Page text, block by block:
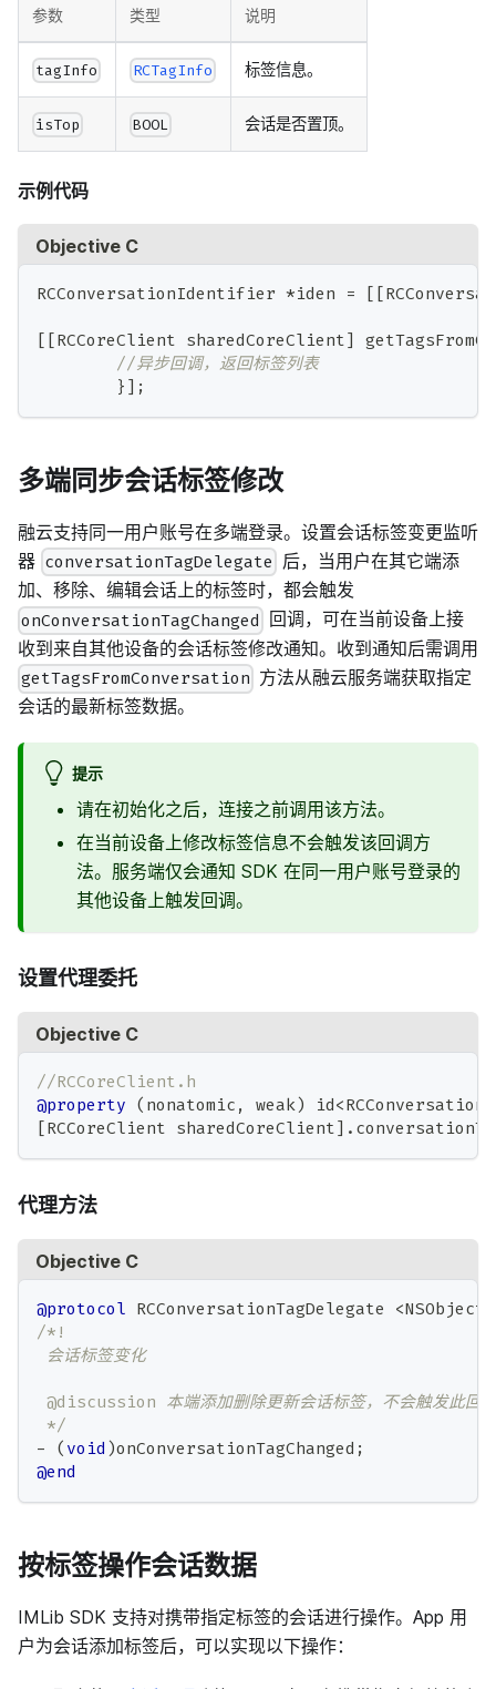
参数 类型 说明
tagInfo RCTagInfo 标签信息。
isTop BOOL 会话是否置顶。
示例代码
Objective C
RCConversationIdentifier *iden = [ [
[ [RCCoreClient sharedCoreClient]
//异步回调，返回标签列表
} ] ;
多端同步会话标签修改
融云支持同一用户账号在多端登录。设置会话标签变更监听
器 conversationTagDelegate 后，当用户在其它端添
加、移除、编辑会话上的标签时，都会触发
onConversationTagChanged 回调，可在当前设备上接
收到来自其他设备的会话标签修改通知。收到通知后需调用
getTagsFromConversation 方法从融云服务端获取指定
会话的最新标签数据。
提示
请在初始化之后，连接之前调用该方法。
在当前设备上修改标签信息不会触发该回调方
法。服务端仅会通知 SDK 在同一用户账号登录的
其他设备上触发回调。
设置代理委托
Objective C
//RCCoreClient.h
@property ( nonatomic , weak) id<
[RCCoreClient sharedCoreClient] .
代理方法
Objective C
@protocol RCConversationTagDelegate <NSObject
/*!
会话标签变化
@discussion 本端添加删除更新会话标签，不会触发此
*/
- ( void )onConversationTagChanged ;
@end
按标签操作会话数据
IMLib SDK 支持对携带指定标签的会话进行操作。App 用
户为会话添加标签后，可以实现以下操作：